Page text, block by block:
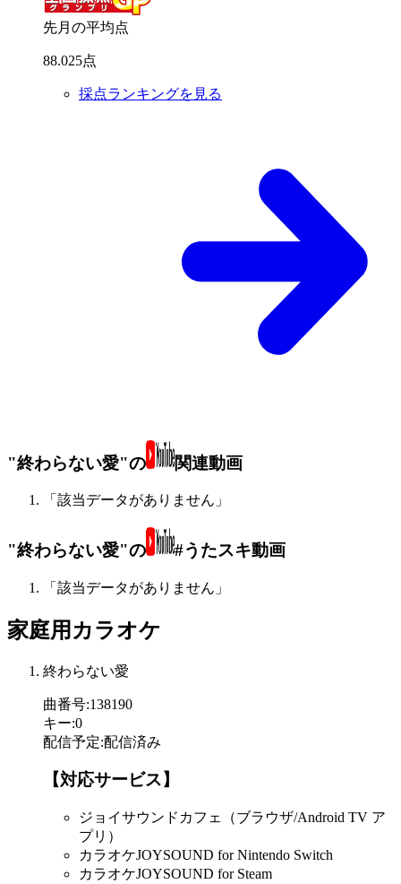
先月の平均点
88.025点
採点ランキングを見る
"終わらない愛"の 関連動画
「該当データがありません」
"終わらない愛"の #うたスキ動画
「該当データがありません」
家庭用カラオケ
終わらない愛
曲番号:138190
キー:0
配信予定:配信済み
【対応サービス】
ジョイサウンドカフェ（ブラウザ/Android TV ア
プリ）
カラオケJOYSOUND for Nintendo Switch
カラオケJOYSOUND for Steam